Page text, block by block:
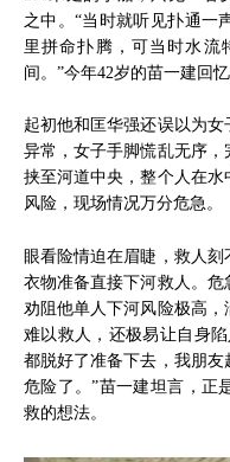
之中。“当时就听见扑通一
里拼命扑腾，可当时水流
间。”今年42岁的苗一建回忆
起初他和匡华强还误以为
异常，女子手脚慌乱无序
挟至河道中央，整个人在
风险，现场情况万分危急。
眼看险情迫在眉睫，救人
衣物准备直接下河救人。危
劝阻他单人下河风险极高
难以救人，还极易让自身
都脱好了准备下去，我朋
危险了。”苗一建坦言，正
救的想法。